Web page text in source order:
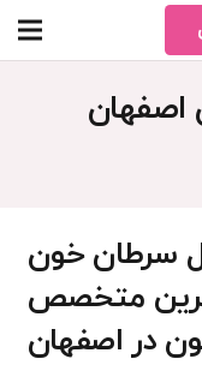
سرطان خون
متخصص
در اصفهان